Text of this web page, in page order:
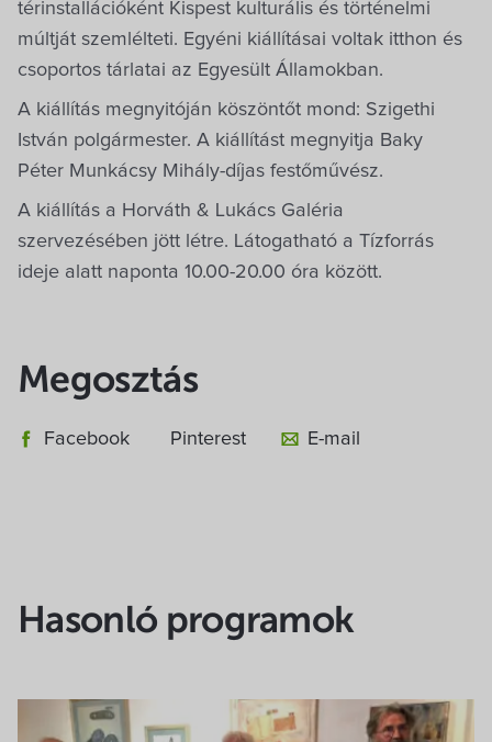
térinstallációként Kispest kulturális és történelmi
múltját szemlélteti. Egyéni kiállításai voltak itthon és
csoportos tárlatai az Egyesült Államokban.
A kiállítás megnyitóján köszöntőt mond: Szigethi
István polgármester. A kiállítást megnyitja Baky
Péter Munkácsy Mihály-díjas festőművész.
A kiállítás a Horváth & Lukács Galéria
szervezésében jött létre. Látogatható a Tízforrás
ideje alatt naponta 10.00-20.00 óra között.
Megosztás
Facebook Pinterest E-mail
Hasonló programok